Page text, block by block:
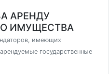
АРЕНДУ
ИМУЩЕСТВА
имеющих
государственные